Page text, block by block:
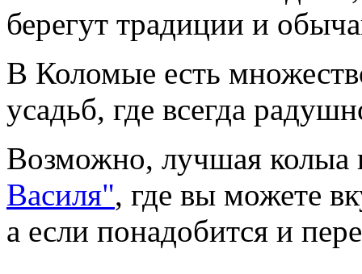
берегут традиции и
В Коломые есть
усадьб, где всегда
Возможно, лучшая колыа
Василя", где вы можете
а если понадобится и